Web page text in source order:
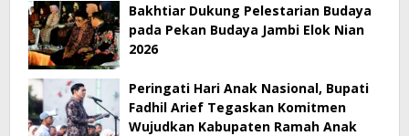
Bakhtiar Dukung Pelestarian Budaya
pada Pekan Budaya Jambi Elok Nian
2026
Peringati Hari Anak Nasional, Bupati
Fadhil Arief Tegaskan Komitmen
Wujudkan Kabupaten Ramah Anak